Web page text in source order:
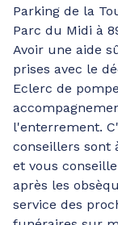
Parking de la
Parc du Midi à
Avoir une aide
prises avec le
Eclerc de
l'enterrement.
conseillers sont
et vous
après les
service des